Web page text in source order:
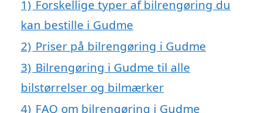
1) Forskellige typer af bilrengøring du
kan bestille i Gudme
2) Priser på bilrengøring i Gudme
3) Bilrengøring i Gudme til alle
bilstørrelser og bilmærker
4) FAQ om bilrengøring i Gudme